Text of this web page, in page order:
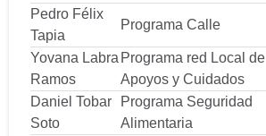
Pedro Félix
Tapia
Programa Calle
Yovana Labra
Ramos
Programa red Local de
Apoyos y Cuidados
Daniel Tobar
Soto
Programa Seguridad
Alimentaria